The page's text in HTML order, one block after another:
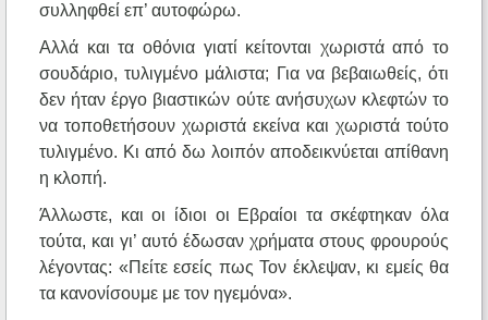
συλληφθεί επ’ αυτοφώρω.
Αλλά και τα οθόνια γιατί κείτονται χωριστά από το
σουδάριο, τυλιγμένο μάλιστα; Για να βεβαιωθείς, ότι
δεν ήταν έργο βιαστικών ούτε ανήσυχων κλεφτών το
να τοποθετήσουν χωριστά εκείνα και χωριστά τούτο
τυλιγμένο. Κι από δω λοιπόν αποδεικνύεται απίθανη
η κλοπή.
Άλλωστε, και οι ίδιοι οι Εβραίοι τα σκέφτηκαν όλα
τούτα, και γι’ αυτό έδωσαν χρήματα στους φρουρούς
λέγοντας: «Πείτε εσείς πως Τον έκλεψαν, κι εμείς θα
τα κανονίσουμε με τον ηγεμόνα».